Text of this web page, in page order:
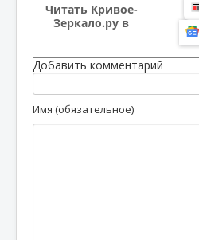
Читать Кривое-
Зеркало.ру в
Добавить комментарий
Имя (обязательное)